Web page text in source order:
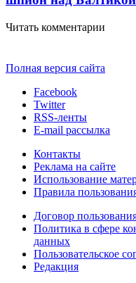
Читать комментарии
Полная версия сайта
Facebook
Twitter
RSS-ленты
E-mail рассылка
Контакты
Реклама на сайте
Использование
Правила
Договор
Политика в сфере
данных
Пользовательское
Редакция